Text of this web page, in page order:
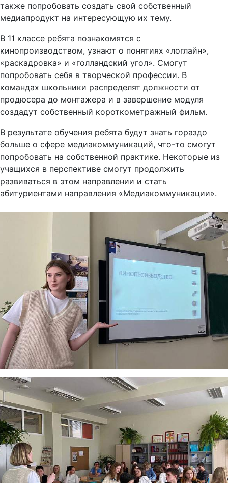
также попробовать создать свой собственный
медиапродукт на интересующую их тему.
В 11 классе ребята познакомятся с
кинопроизводством, узнают о понятиях «логлайн»,
«раскадровка» и «голландский угол». Смогут
попробовать себя в творческой профессии. В
командах школьники распределят должности от
продюсера до монтажера и в завершение модуля
создадут собственный короткометражный фильм.
В результате обучения ребята будут знать гораздо
больше о сфере медиакоммуникаций, что-то смогут
попробовать на собственной практике. Некоторые из
учащихся в перспективе смогут продолжить
развиваться в этом направлении и стать
абитуриентами направления «Медиакоммуникации».